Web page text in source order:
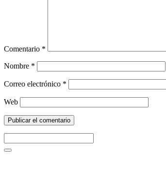
Comentario *
Nombre *
Correo electrónico *
Web